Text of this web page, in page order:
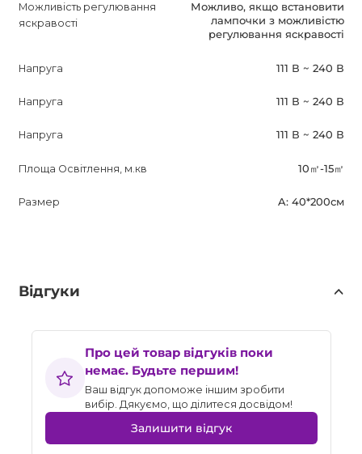
Можливість регулювання
яскравості
Можливо, якщо встановити
лампочки з можливістю
регулювання яскравості
Напруга 111 В ~ 240 В
Напруга 111 В ~ 240 В
Напруга 111 В ~ 240 В
Площа Освітлення, м.кв 10㎡-15㎡
Размер A: 40*200см
Відгуки
Про цей товар відгуків поки
немає. Будьте першим!
Ваш відгук допоможе іншим зробити
вибір. Дякуємо, що ділитеся досвідом!
Залишити відгук